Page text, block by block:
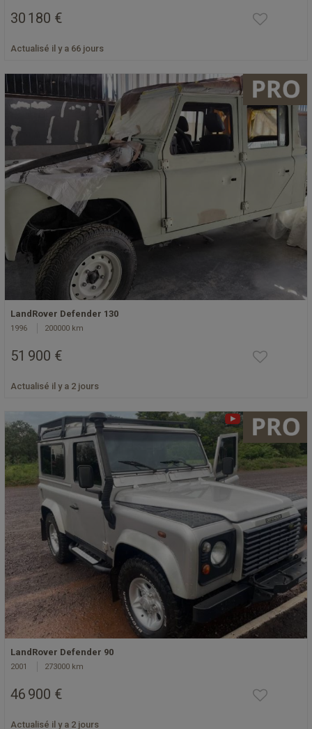
30 180 €
Actualisé il y a 66 jours
LandRover Defender 130
1996 200000 km
51 900 €
Actualisé il y a 2 jours
LandRover Defender 90
2001 273000 km
46 900 €
Actualisé il y a 2 jours